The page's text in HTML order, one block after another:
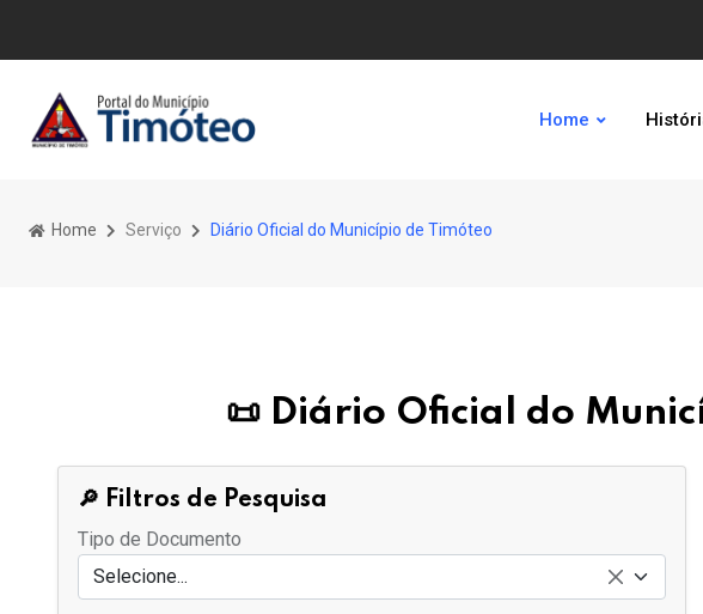
Home
Home Serviço Diário Oficial do Município de Timóteo
📜 Diário Oficial do
🔎 Filtros de Pesquisa
Tipo de Documento
Selecione...